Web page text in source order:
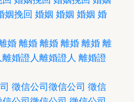
姻挽回 婚姻 婚姻 婚姻 婚
婚 離婚 離婚 離婚 離婚 離
離婚證人離婚證人 離婚證
徵信公司徵信公司 徵信